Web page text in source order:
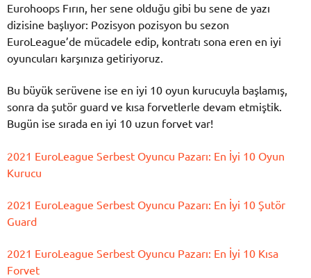
Eurohoops Fırın, her sene olduğu gibi bu sene de yazı
dizisine başlıyor: Pozisyon pozisyon bu sezon
EuroLeague’de mücadele edip, kontratı sona eren en iyi
oyuncuları karşınıza getiriyoruz.
Bu büyük serüvene ise en iyi 10 oyun kurucuyla başlamış,
sonra da şutör guard ve kısa forvetlerle devam etmiştik.
Bugün ise sırada en iyi 10 uzun forvet var!
2021 EuroLeague Serbest Oyuncu Pazarı: En İyi 10 Oyun
Kurucu
2021 EuroLeague Serbest Oyuncu Pazarı: En İyi 10 Şutör
Guard
2021 EuroLeague Serbest Oyuncu Pazarı: En İyi 10 Kısa
Forvet